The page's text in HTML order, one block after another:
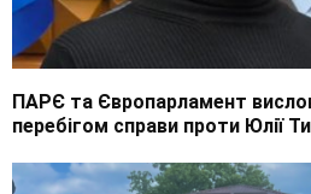
ПАРЄ та Європарламент
перебігом справи проти Юлії